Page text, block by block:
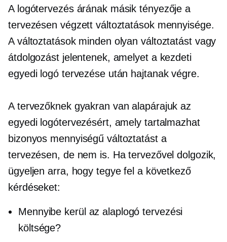
A logótervezés árának másik tényezője a
tervezésen végzett változtatások mennyisége.
A változtatások minden olyan változtatást vagy
átdolgozást jelentenek, amelyet a kezdeti
egyedi logó tervezése után hajtanak végre.
A tervezőknek gyakran van alapárajuk az
egyedi logótervezésért, amely tartalmazhat
bizonyos mennyiségű változtatást a
tervezésen, de nem is. Ha tervezővel dolgozik,
ügyeljen arra, hogy tegye fel a következő
kérdéseket:
Mennyibe kerül az alaplogó tervezési
költsége?